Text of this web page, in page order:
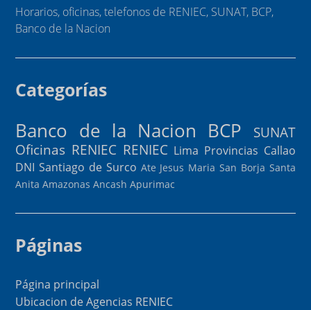
Horarios, oficinas, telefonos de RENIEC, SUNAT, BCP,
Banco de la Nacion
Categorías
Banco de la Nacion BCP
SUNAT
Oficinas RENIEC RENIEC Lima Provincias Callao
DNI Santiago de Surco Ate Jesus Maria San Borja Santa
Anita Amazonas Ancash Apurimac
Páginas
Página principal
Ubicacion de Agencias RENIEC